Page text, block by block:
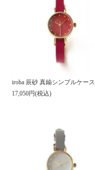
iroha 辰砂 真鍮シンプルケース
17,050円(税込)